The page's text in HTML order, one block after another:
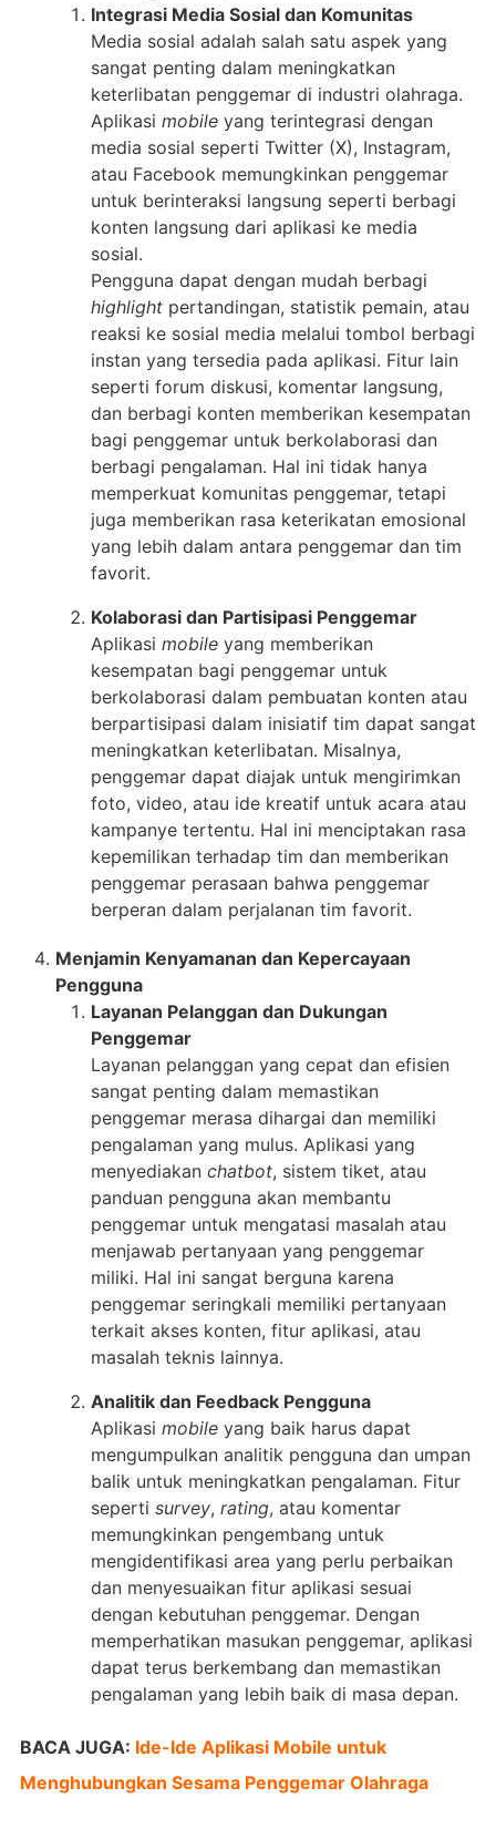
Integrasi Media Sosial dan Komunitas
Media sosial adalah salah satu aspek yang
sangat penting dalam meningkatkan
keterlibatan penggemar di industri olahraga.
Aplikasi mobileyang terintegrasi dengan
media sosial seperti Twitter (X), Instagram,
atau Facebook memungkinkan penggemar
untuk berinteraksi langsung seperti berbagi
konten langsung dari aplikasi ke media
sosial.
Pengguna dapat dengan mudah berbagi
highlightpertandingan, statistik pemain, atau
reaksi ke sosial media melalui tombol berbagi
instan yang tersedia pada aplikasi. Fitur lain
seperti forum diskusi, komentar langsung,
dan berbagi konten memberikan kesempatan
bagi penggemar untuk berkolaborasi dan
berbagi pengalaman. Hal ini tidak hanya
memperkuat komunitas penggemar, tetapi
juga memberikan rasa keterikatan emosional
yang lebih dalam antara penggemar dan tim
favorit.
Kolaborasi dan Partisipasi Penggemar
Aplikasi mobileyang memberikan
kesempatan bagi penggemar untuk
berkolaborasi dalam pembuatan konten atau
berpartisipasi dalam inisiatif tim dapat sangat
meningkatkan keterlibatan. Misalnya,
penggemar dapat diajak untuk mengirimkan
foto, video, atau ide kreatif untuk acara atau
kampanye tertentu. Hal ini menciptakan rasa
kepemilikan terhadap tim dan memberikan
penggemar perasaan bahwa penggemar
berperan dalam perjalanan tim favorit.
Menjamin Kenyamanan dan Kepercayaan
Pengguna
Layanan Pelanggan dan Dukungan
Penggemar
Layanan pelanggan yang cepat dan efisien
sangat penting dalam memastikan
penggemar merasa dihargai dan memiliki
pengalaman yang mulus. Aplikasi yang
menyediakan chatbot, sistem tiket, atau
panduan pengguna akan membantu
penggemar untuk mengatasi masalah atau
menjawab pertanyaan yang penggemar
miliki. Hal ini sangat berguna karena
penggemar seringkali memiliki pertanyaan
terkait akses konten, fitur aplikasi, atau
masalah teknis lainnya.
Analitik dan Feedback Pengguna
Aplikasi mobileyang baik harus dapat
mengumpulkan analitik pengguna dan umpan
balik untuk meningkatkan pengalaman. Fitur
seperti survey, rating, atau komentar
memungkinkan pengembang untuk
mengidentifikasi area yang perlu perbaikan
dan menyesuaikan fitur aplikasi sesuai
dengan kebutuhan penggemar. Dengan
memperhatikan masukan penggemar, aplikasi
dapat terus berkembang dan memastikan
pengalaman yang lebih baik di masa depan.
BACA JUGA: Ide-Ide Aplikasi Mobile untuk
Menghubungkan Sesama Penggemar Olahraga